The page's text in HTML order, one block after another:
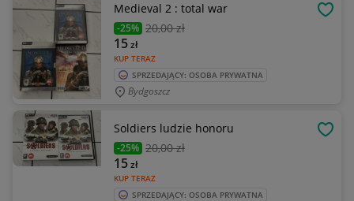
Medieval 2 : total war
-25% 20,00 zł
KUP TERAZ
15zł
SPRZEDAJĄCY: OSOBA PRYWATNA
Bydgoszcz
Soldiers ludzie honoru
-25% 20,00 zł
KUP TERAZ
15zł
SPRZEDAJĄCY: OSOBA PRYWATNA